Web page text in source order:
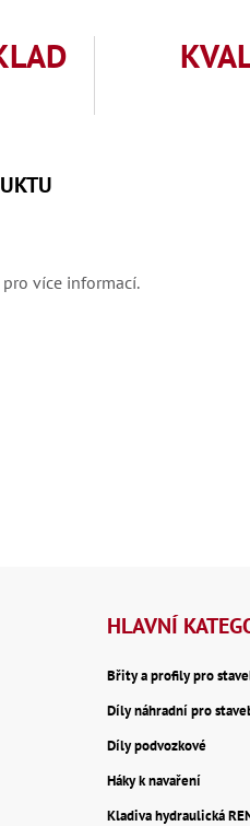
více informací.
HLAVNÍ
Břity a profily pro
Díly náhradní pro
Díly podvozkové
Háky k navaření
Kladiva hydraulická